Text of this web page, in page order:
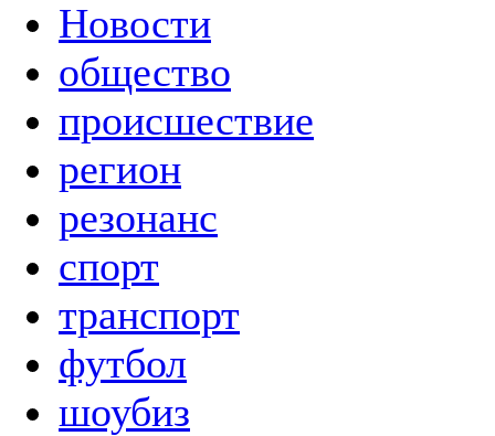
Новости
общество
происшествие
регион
резонанс
спорт
транспорт
футбол
шоубиз